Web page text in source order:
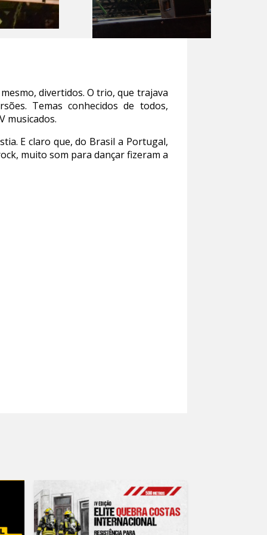
divertidos. O trio, que trajava
Temas conhecidos de todos,
musicados.
E claro que, do Brasil a Portugal,
muito som para dançar fizeram a